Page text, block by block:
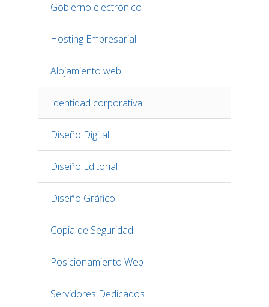
Gobierno electrónico
Hosting Empresarial
Alojamiento web
Identidad corporativa
Diseño Digital
Diseño Editorial
Diseño Gráfico
Copia de Seguridad
Posicionamiento Web
Servidores Dedicados